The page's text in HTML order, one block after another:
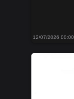
12/07/2026 00:00